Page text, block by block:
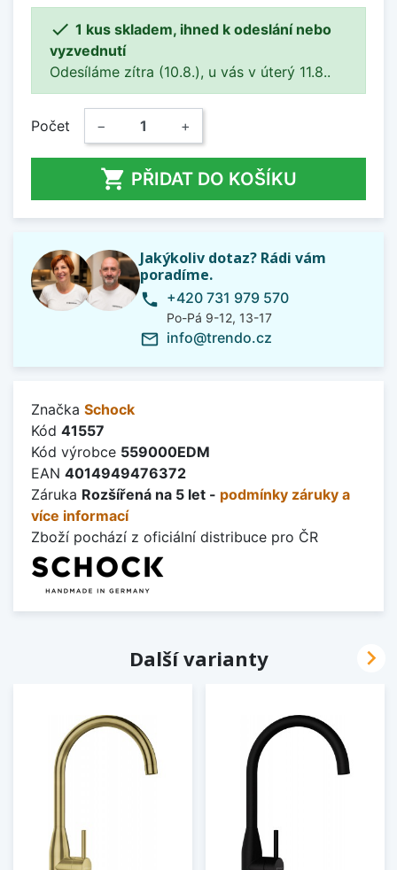
 1 kus skladem, ihned k odeslání nebo
vyzvednutí
Odesíláme zítra (10.8.), u vás v úterý 11.8..
Počet − +
 PŘIDAT DO KOŠÍKU
Jakýkoliv dotaz? Rádi vám
poradíme.
phone +420 731 979 570
Po-Pá 9-12, 13-17
mail_outline info@trendo.cz
Značka Schock
Kód 41557
Kód výrobce 559000EDM
EAN 4014949476372
Záruka Rozšířená na 5 let - podmínky záruky a
více informací
Zboží pochází z oficiální distribuce pro ČR
Další varianty 